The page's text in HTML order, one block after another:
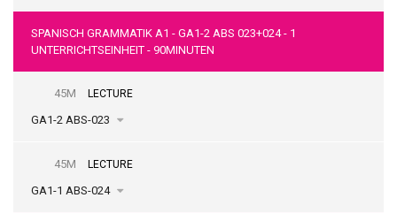
SPANISCH GRAMMATIK A1 - GA1-2 ABS 023+024 - 1
UNTERRICHTSEINHEIT - 90MINUTEN
GA1-2 ABS-023
45M LECTURE
GA1-1 ABS-024
45M LECTURE